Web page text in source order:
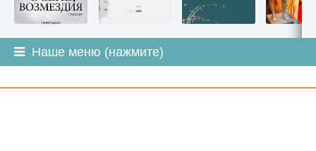
Наше меню (нажмите)